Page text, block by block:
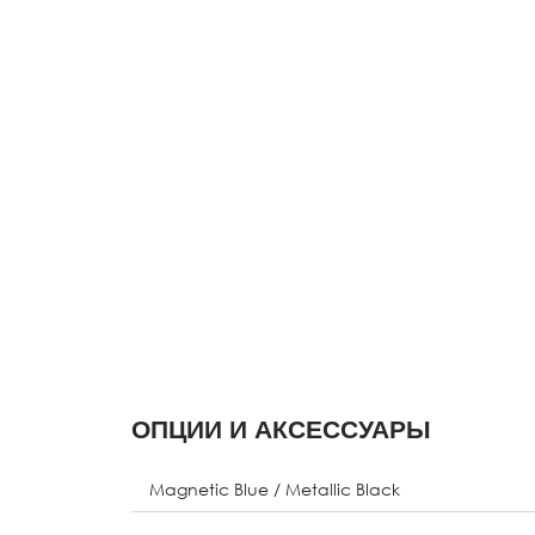
ОПЦИИ И АКСЕССУАРЫ
Magnetic Blue / Metallic Black